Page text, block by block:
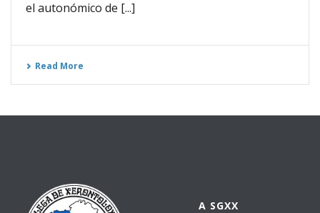
el autonómico de [...]
Read More
A SGXX